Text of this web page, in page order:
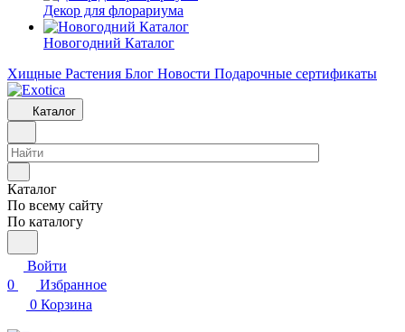
Декор для флорариума
Новогодний Каталог
Хищные Растения Блог Новости Подарочные сертификаты
Каталог
Каталог
По всему сайту
По каталогу
Войти
0
Избранное
0 Корзина